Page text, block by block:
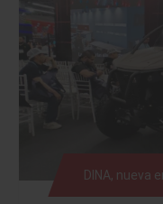
DINA, nueva